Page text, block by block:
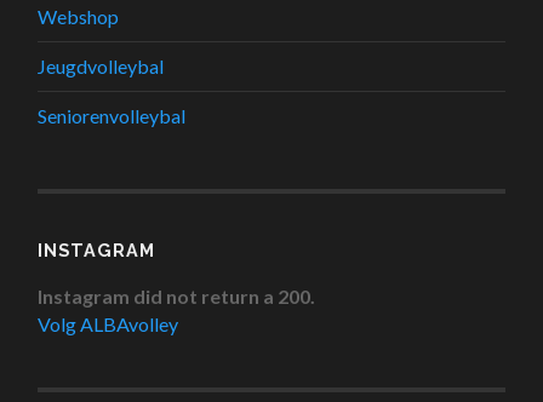
Webshop
Jeugdvolleybal
Seniorenvolleybal
INSTAGRAM
Instagram did not return a 200.
Volg ALBAvolley